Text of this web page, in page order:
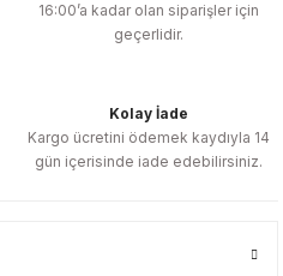
16:00’a kadar olan siparişler için
geçerlidir.
Kolay İade
Kargo ücretini ödemek kaydıyla 14
gün içerisinde iade edebilirsiniz.